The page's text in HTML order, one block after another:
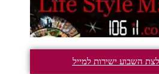
השבוע ישירות למייל